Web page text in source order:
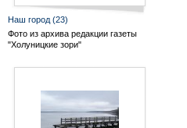
Наш город (23)
Фото из архива редакции газеты
"Холуницкие зори"